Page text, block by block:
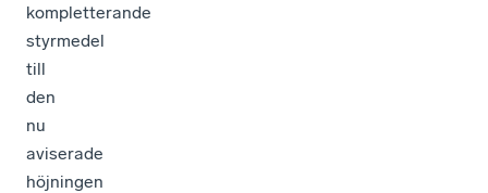
kompletterande
styrmedel
till
den
nu
aviserade
höjningen